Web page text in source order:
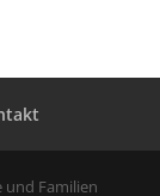
und Familien